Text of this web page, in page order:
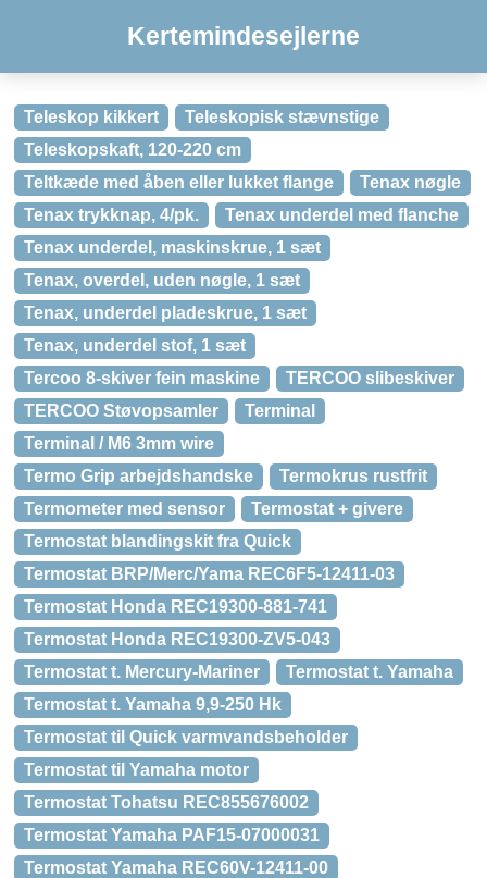
Kertemindesejlerne
Teleskop kikkert
Teleskopisk stævnstige
Teleskopskaft, 120-220 cm
Teltkæde med åben eller lukket flange
Tenax nøgle
Tenax trykknap, 4/pk.
Tenax underdel med flanche
Tenax underdel, maskinskrue, 1 sæt
Tenax, overdel, uden nøgle, 1 sæt
Tenax, underdel pladeskrue, 1 sæt
Tenax, underdel stof, 1 sæt
Tercoo 8-skiver fein maskine
TERCOO slibeskiver
TERCOO Støvopsamler
Terminal
Terminal / M6 3mm wire
Termo Grip arbejdshandske
Termokrus rustfrit
Termometer med sensor
Termostat + givere
Termostat blandingskit fra Quick
Termostat BRP/Merc/Yama REC6F5-12411-03
Termostat Honda REC19300-881-741
Termostat Honda REC19300-ZV5-043
Termostat t. Mercury-Mariner
Termostat t. Yamaha
Termostat t. Yamaha 9,9-250 Hk
Termostat til Quick varmvandsbeholder
Termostat til Yamaha motor
Termostat Tohatsu REC855676002
Termostat Yamaha PAF15-07000031
Termostat Yamaha REC60V-12411-00